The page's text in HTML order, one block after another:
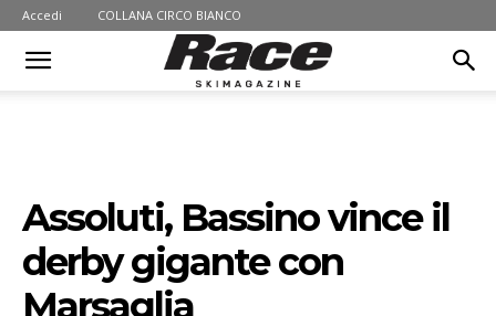
Accedi COLLANA CIRCO BIANCO
Assoluti, Bassino vince il
derby gigante con
Marsaglia